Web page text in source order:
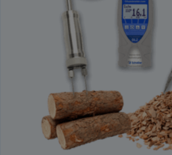
WASSERAKTIVITÄT
TROCKENSUBSTANZ
HEKTOLITERGEWICHT
SCHÜTTDICHTE